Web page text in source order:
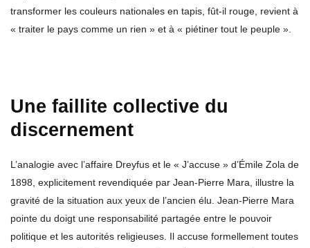
transformer les couleurs nationales en tapis, fût-il rouge, revient à
« traiter le pays comme un rien » et à « piétiner tout le peuple ».
Une faillite collective du
discernement
L’analogie avec l’affaire Dreyfus et le « J’accuse » d’Émile Zola de
1898, explicitement revendiquée par Jean-Pierre Mara, illustre la
gravité de la situation aux yeux de l’ancien élu. Jean-Pierre Mara
pointe du doigt une responsabilité partagée entre le pouvoir
politique et les autorités religieuses. Il accuse formellement toutes